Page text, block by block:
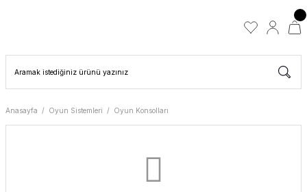
Anasayfa Oyun Sistemleri Oyun Konsolları